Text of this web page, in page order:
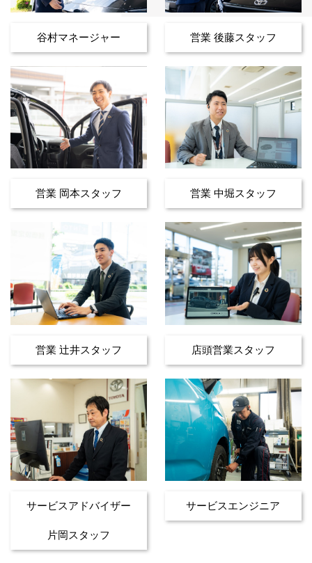
谷村マネージャー 営業 後藤スタッフ
営業 岡本スタッフ 営業 中堀スタッフ
営業 辻井スタッフ 店頭営業スタッフ
サービスアドバイザー
片岡スタッフ
サービスエンジニア